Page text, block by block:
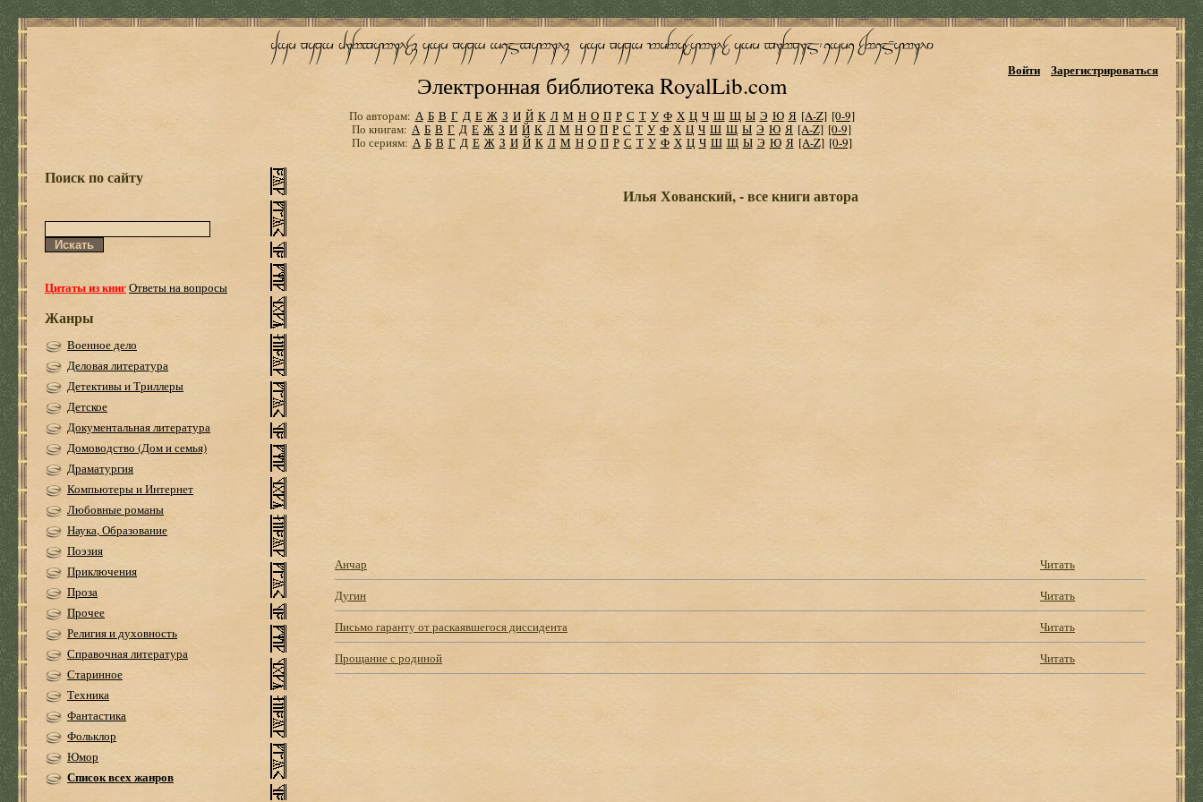
Электронная библиотека RoyalLib.com
Войти Зарегистрироваться
По авторам: А Б В Г Д Е Ж З И Й К Л М Н О П Р С Т У Ф Х Ц Ч Ш Щ Ы Э Ю Я [A-Z] [0-9]
По книгам: А Б В Г Д Е Ж З И Й К Л М Н О П Р С Т У Ф Х Ц Ч Ш Щ Ы Э Ю Я [A-Z] [0-9]
По сериям: А Б В Г Д Е Ж З И Й К Л М Н О П Р С Т У Ф Х Ц Ч Ш Щ Ы Э Ю Я [A-Z] [0-9]
Поиск по сайту
Цитаты из книгОтветы на вопросы
Жанры
Военное дело
Деловая литература
Детективы и Триллеры
Детское
Документальная литература
Домоводство (Дом и семья)
Драматургия
Компьютеры и Интернет
Любовные романы
Наука, Образование
Поэзия
Приключения
Проза
Прочее
Религия и духовность
Справочная литература
Старинное
Техника
Фантастика
Фольклор
Юмор
Список всех жанров
Илья Хованский, - все книги автора
Анчар
Читать
Дугин
Читать
Письмо гаранту от раскаявшегося диссидента
Читать
Прощание с родиной
Читать